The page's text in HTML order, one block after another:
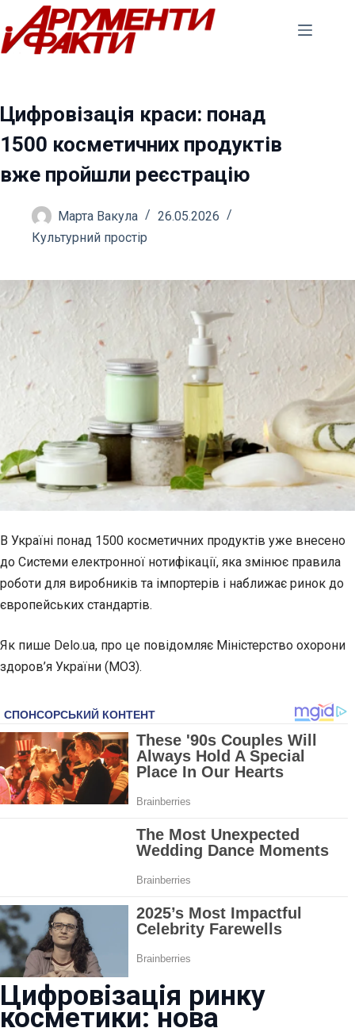
Перейти
до
вмісту
Цифровізація краси: понад
1500 косметичних продуктів
вже пройшли реєстрацію
Марта Вакула
26.05.2026
Культурний простір
В Україні понад 1500 косметичних продуктів уже внесено
до Системи електронної нотифікації, яка змінює правила
роботи для виробників та імпортерів і наближає ринок до
європейських стандартів.
Як пише Delo.ua, про це повідомляє Міністерство охорони
здоров’я України (МОЗ).
Цифровізація ринку
косметики: нова